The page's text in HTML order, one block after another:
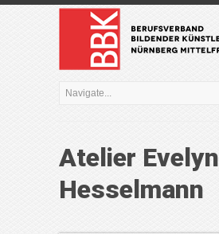
Atelier Evelyn
Hesselmann